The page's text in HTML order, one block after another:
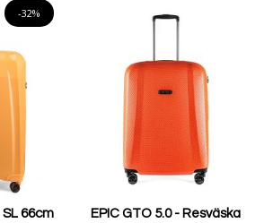
-32%
SL 66cm
EPIC GTO 5.0 - Resväska